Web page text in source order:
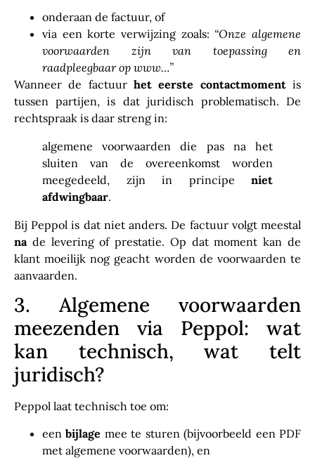
onderaan de factuur, of
via een korte verwijzing zoals: “Onze algemene
voorwaarden zijn van toepassing en
raadpleegbaar op www…”
Wanneer de factuur het eerste contactmomentis
tussen partijen, is dat juridisch problematisch. De
rechtspraak is daar streng in:
algemene voorwaarden die pas na het
sluiten van de overeenkomst worden
meegedeeld, zijn in principe niet
afdwingbaar.
Bij Peppol is dat niet anders. De factuur volgt meestal
na de levering of prestatie. Op dat moment kan de
klant moeilijk nog geacht worden de voorwaarden te
aanvaarden.
3. Algemene voorwaarden
meezenden via Peppol: wat
kan technisch, wat telt
juridisch?
Peppol laat technisch toe om:
eenbijlage mee te sturen (bijvoorbeeld een PDF
met algemene voorwaarden), en